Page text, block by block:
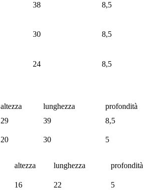
38 8,5
30 8,5
24 8,5
altezza lunghezza
profondità
29 39 8,5
20 30 5
altezza lunghezza profondità
16 22 5